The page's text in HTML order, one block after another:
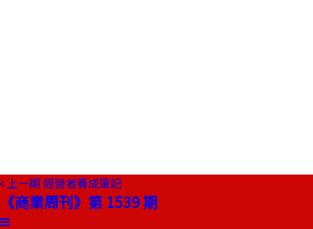
上一期 經營者養成筆記
《商業周刊》第 1539 期